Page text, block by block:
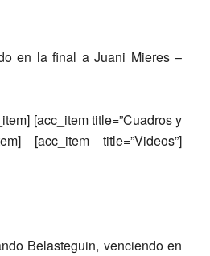
en la final aJuani Mieres –
[acc_item title=”Cuadros y
[acc_item title=”Videos”]
Belasteguin, venciendo en